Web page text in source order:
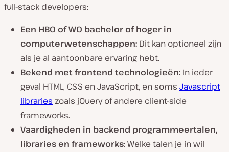
full-stack developers:
Een HBO of WO bachelor of hoger in
computerwetenschappen: Dit kan optioneel zijn
als je al aantoonbare ervaring hebt.
Bekend met frontend technologieën: In ieder
geval HTML, CSS en JavaScript, en soms Javascript
libraries zoals jQuery of andere client-side
frameworks.
Vaardigheden in backend programmeertalen,
libraries en frameworks: Welke talen je in wil